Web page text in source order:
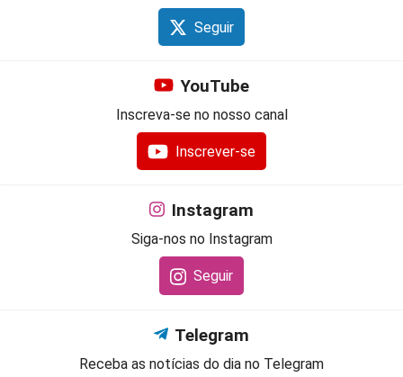
Seguir
YouTube
Inscreva-se no nosso canal
Inscrever-se
Instagram
Siga-nos no Instagram
Seguir
Telegram
Receba as notícias do dia no Telegram